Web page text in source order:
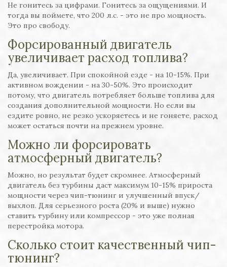
Не гонитесь за цифрами. Гонитесь за ощущениями. И
тогда вы поймете, что 200 л.с. - это не про мощность.
Это про свободу.
Форсированный двигатель
увеличивает расход топлива?
Да, увеличивает. При спокойной езде - на 10-15%. При
активном вождении - на 30-50%. Это происходит
потому, что двигатель потребляет больше топлива для
создания дополнительной мощности. Но если вы
ездите ровно, не резко ускоряетесь и не гоняете, расход
может остаться почти на прежнем уровне.
Можно ли форсировать
атмосферный двигатель?
Можно, но результат будет скромнее. Атмосферный
двигатель без турбины даст максимум 10-15% прироста
мощности через чип-тюнинг и улучшенный впуск/
выхлоп. Для серьезного роста (20% и выше) нужно
ставить турбину или компрессор - это уже полная
перестройка мотора.
Сколько стоит качественный чип-
тюнинг?